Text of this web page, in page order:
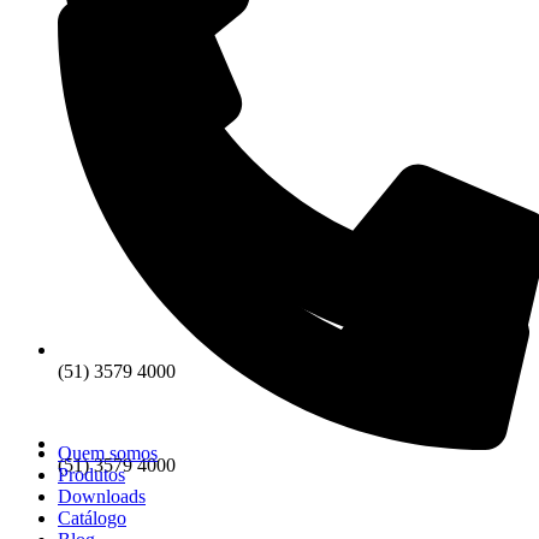
(51) 3579 4000
(51) 3579 4000
Quem somos
Produtos
Downloads
Catálogo